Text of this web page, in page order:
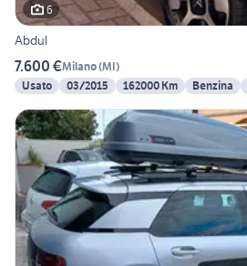
6
Abdul
7.600 €Milano(MI)
Usato
03/2015 162000 Km Benzina